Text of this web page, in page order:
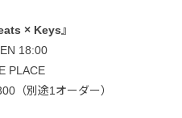
× Keys』
18:00
PLACE
（別途1オーダー）